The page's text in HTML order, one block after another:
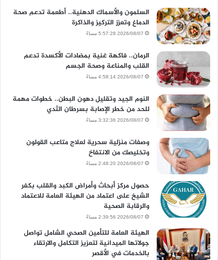
السلمون والأسماك الدهنية.. أطعمة تدعم صحة
الدماغ وتعزز التركيز والذاكرة
2026/08/07 5:57:28 مساءً
الرمان.. فاكهة غنية بمضادات الأكسدة تدعم
القلب والمناعة وصحة الجسم
2026/08/07 4:58:14 مساءً
النوم الجيد وتقليل دهون البطن.. خطوات مهمة
للحد من خطر الإصابة بسرطان الثدي
2026/08/07 3:32:36 مساءً
وصفات منزلية سحرية لعلاج متاعب القولون
وتخليصك من الانتفاخ
2026/08/07 2:48:20 مساءً
حصول مركز أبحاث وأمراض الكبد والقلب بكفر
الشيخ على اعتماد من الهيئة العامة للاعتماد
والرقابة الصحية
2026/08/07 2:39:56 مساءً
الهيئة العامة للتأمين الصحي الشامل تواصل
جولاتها الميدانية لتعزيز التكامل والارتقاء
بالخدمات في الأقصر